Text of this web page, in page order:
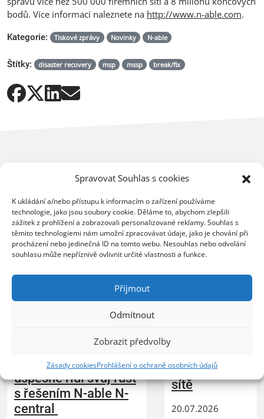
Spravovat Souhlas s cookies
K ukládání a/nebo přístupu k informacím o zařízení používáme
technologie, jako jsou soubory cookie. Děláme to, abychom zlepšili
zážitek z prohlížení a zobrazovali personalizované reklamy. Souhlas s
těmito technologiemi nám umožní zpracovávat údaje, jako je chování při
procházení nebo jedinečná ID na tomto webu. Nesouhlas nebo odvolání
souhlasu může nepříznivě ovlivnit určité vlastnosti a funkce.
Příjmout
Odmítnout
Zobrazit předvolby
Zásady cookiesProhlášení o ochraně osobních údajů
bodů. Více informací naleznete na http://www.n-able.com.
Kategorie: Tiskové zprávy Novinky N-able
Štítky: disaster recovery msp mssp break/fix
Mohlo by vás dále zajímat
ZEBRA SYSTEMS:
společnost COMTEC
úspěšně řídí svůj růst
s řešením N-able N-
central
k zabezpečení
sítě
20.07.2026